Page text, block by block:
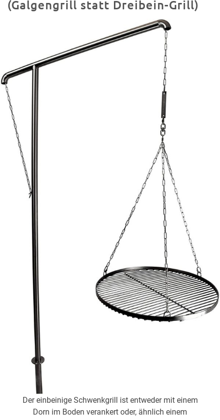
(Galgengrill statt Dreibein-Grill)
Der einbeinige Schwenkgrill ist entweder mit einem
Dorn im Boden verankert oder, ähnlich einem